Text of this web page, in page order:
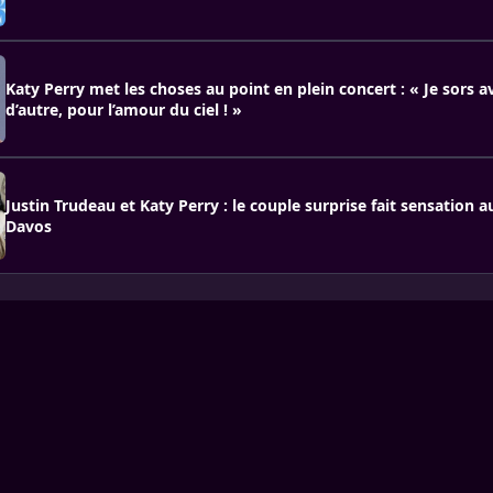
Katy Perry met les choses au point en plein concert : « Je sors
d’autre, pour l’amour du ciel ! »
Justin Trudeau et Katy Perry : le couple surprise fait sensation
Davos